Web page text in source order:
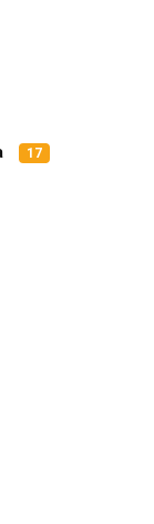
17